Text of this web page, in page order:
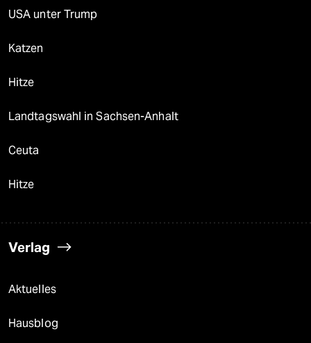
USA unter Trump
Katzen
Hitze
Landtagswahl in Sachsen-Anhalt
Ceuta
Hitze
Verlag
Aktuelles
Hausblog